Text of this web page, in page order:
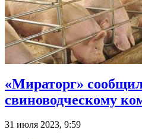
«Мираторг»
свиноводческому
31 июля 2023, 9:59